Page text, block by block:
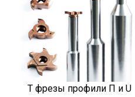
T фрезы профили П и U